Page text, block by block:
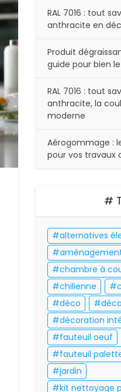
RAL 7016 : tout
anthracite en
Produit
guide pour bien
RAL 7016 : tout
anthracite, la
moderne
Aérogommage :
pour vos travaux
#
alternatives
chambre à
chilienne
déco
décoration
fauteuil oeuf
fauteuil
jardin
kit nettoyage